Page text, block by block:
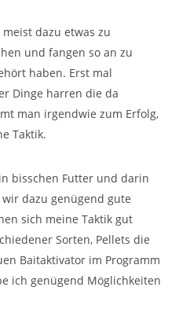
dazu etwas zu
und fangen so an zu
haben. Erst mal
Dinge harren die da
man irgendwie zum Erfolg,
Taktik.
bisschen Futter und darin
dazu genügend gute
sich meine Taktik gut
Sorten, Pellets die
Baitaktivator im Programm
ich genügend Möglichkeiten